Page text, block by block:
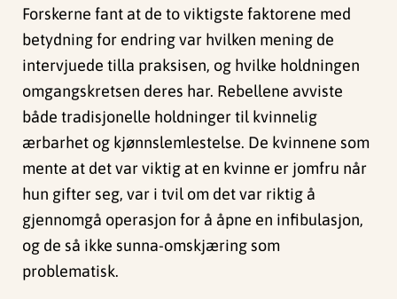
Forskerne fant at de to viktigste faktorene med
betydning for endring var hvilken mening de
intervjuede tilla praksisen, og hvilke holdningen
omgangskretsen deres har. Rebellene avviste
både tradisjonelle holdninger til kvinnelig
ærbarhet og kjønnslemlestelse. De kvinnene som
mente at det var viktig at en kvinne er jomfru når
hun gifter seg, var i tvil om det var riktig å
gjennomgå operasjon for å åpne en infibulasjon,
og de så ikke sunna-omskjæring som
problematisk.